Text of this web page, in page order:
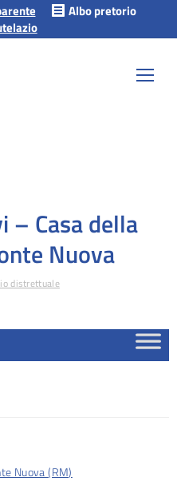
Albo pretorio
– Casa della
Nuova
distrettuale
Nuova (RM)